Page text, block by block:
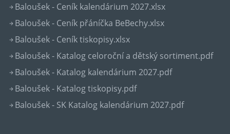
Baloušek - Ceník kalendárium 2027.xlsx
Baloušek - Ceník přáníčka BeBechy.xlsx
Baloušek - Ceník tiskopisy.xlsx
Baloušek - Katalog celoroční a dětský sortiment.pdf
Baloušek - Katalog kalendárium 2027.pdf
Baloušek - Katalog tiskopisy.pdf
Baloušek - SK Katalog kalendárium 2027.pdf